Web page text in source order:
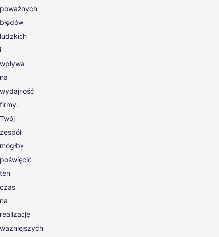
poważnych
błędów
ludzkich
i
wpływa
na
wydajność
firmy.
Twój
zespół
mógłby
poświęcić
ten
czas
na
realizację
ważniejszych